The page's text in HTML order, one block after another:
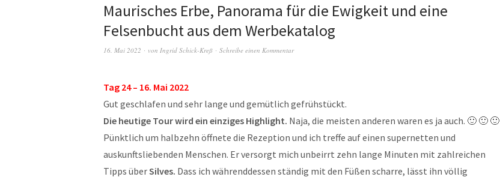
Maurisches Erbe, Panorama für die Ewigkeit und eine
Felsenbucht aus dem Werbekatalog
16. Mai 2022 von Ingrid Schick-Kreß Schreibe einen Kommentar
Tag 24 – 16. Mai 2022
Gut geschlafen und sehr lange und gemütlich gefrühstückt.
Die heutige Tour wird ein einziges Highlight. Naja, die meisten anderen waren es ja auch. 🙂 🙂 🙂
Pünktlich um halbzehn öffnete die Rezeption und ich treffe auf einen supernetten und
auskunftsliebenden Menschen. Er versorgt mich unbeirrt zehn lange Minuten mit zahlreichen
Tipps überSilves. Dass ich währenddessen ständig mit den Füßen scharre, lässt ihn völlig